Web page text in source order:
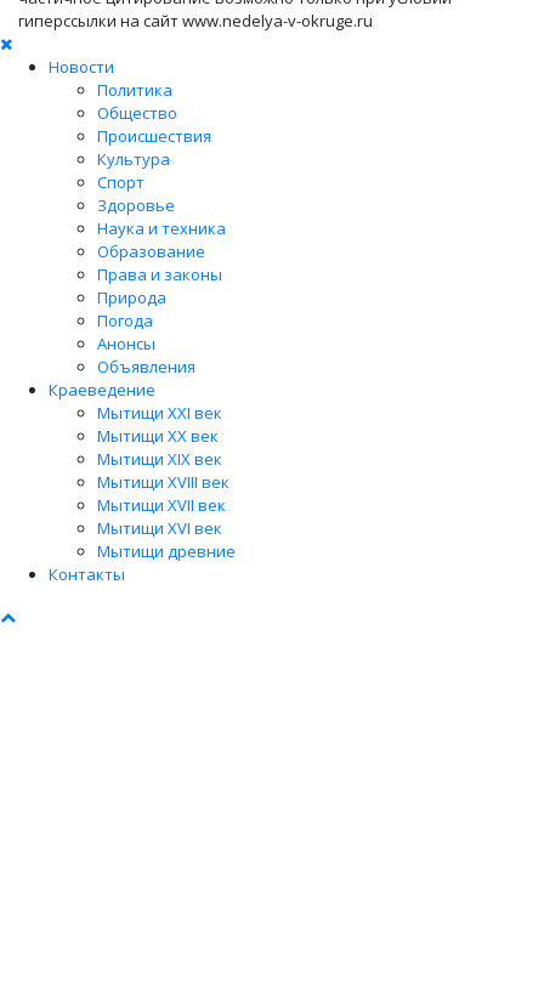
гиперссылки на сайт www.nedelya-v-okruge.ru
Новости
Политика
Общество
Происшествия
Культура
Спорт
Здоровье
Наука и техника
Образование
Права и законы
Природа
Погода
Анонсы
Объявления
Краеведение
Мытищи XXI век
Мытищи XX век
Мытищи XIX век
Мытищи XVIII век
Мытищи XVII век
Мытищи XVI век
Мытищи древние
Контакты